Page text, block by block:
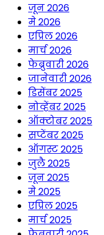
जून 2026
मे 2026
एप्रिल 2026
मार्च 2026
फेब्रुवारी 2026
जानेवारी 2026
डिसेंबर 2025
नोव्हेंबर 2025
ऑक्टोबर 2025
सप्टेंबर 2025
ऑगस्ट 2025
जुलै 2025
जून 2025
मे 2025
एप्रिल 2025
मार्च 2025